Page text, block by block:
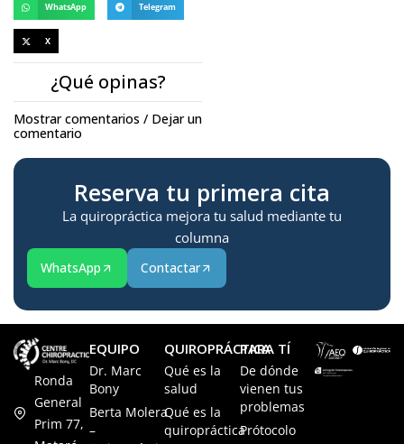
WhatsApp Telegram
X
¿Qué opinas?
Mostrar comentarios / Dejar un
comentario
Reserva tu primera cita
La quiropráctica mejora tu salud mediante tu
columna
WhatsApp Contactar
Ronda
General
Prim 77,
EQUIPO
Dr. Marc
Bony
Berta Molera
–
QUIROPRÁCTICA
Qué es la
salud
Qué es la
quiropráctica
PARA TÍ
De dónde
vienen tus
problemas
Prótocolo